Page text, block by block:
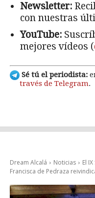
Newsletter:
con nuestras
YouTube:
mejores vídeos (
Sé tú el periodista:
través de Telegram.